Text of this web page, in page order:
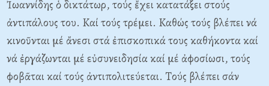
Ἰωαννίδης ὁ δικτάτωρ, τούς ἔχει κατατάξει στούς
ἀντιπάλους του. Kαί τούς τρέμει. Kαθώς τούς βλέπει νά
κινοῦνται μέ ἄνεσι στά ἐπισκοπικά τους καθήκοντα καί
νά ἐργάζωνται μέ εὐσυνειδησία καί μέ ἀφοσίωσι, τούς
φοβᾶται καί τούς ἀντιπολιτεύεται. Tούς βλέπει σάν